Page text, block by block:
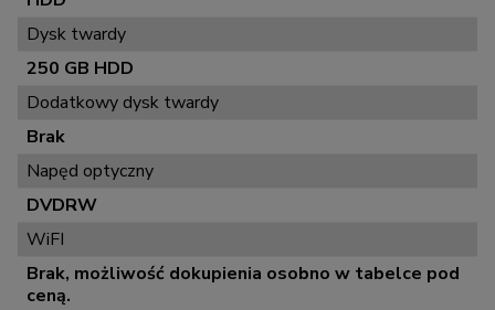
Dysk twardy
250 GB HDD
Dodatkowy dysk twardy
Brak
Napęd optyczny
DVDRW
WiFI
Brak, możliwość dokupienia osobno w tabelce pod
ceną.